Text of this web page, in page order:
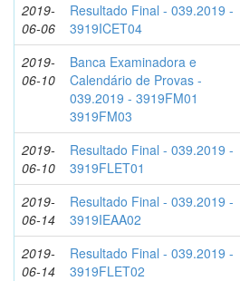
2019-
06-06
Resultado Final - 039.2019 -
3919ICET04
2019-
06-10
Banca Examinadora e
Calendário de Provas -
039.2019 - 3919FM01
3919FM03
2019-
06-10
Resultado Final - 039.2019 -
3919FLET01
2019-
06-14
Resultado Final - 039.2019 -
3919IEAA02
2019-
06-14
Resultado Final - 039.2019 -
3919FLET02